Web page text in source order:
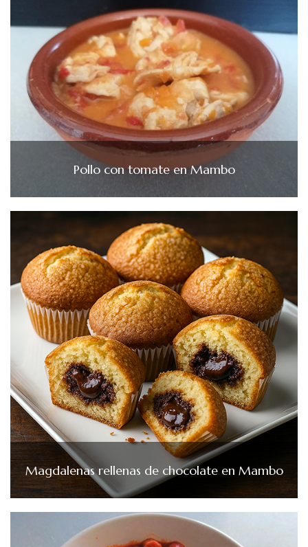
Pollo con tomate en Mambo
Magdalenas rellenas de chocolate en Mambo